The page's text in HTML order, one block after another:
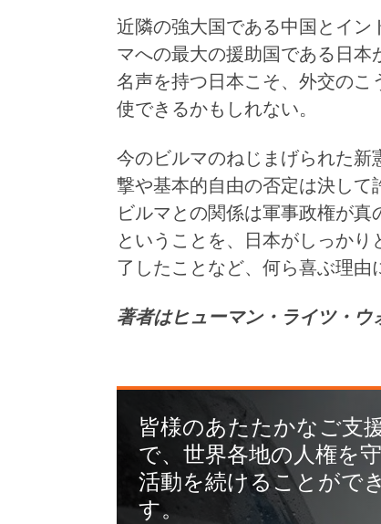
近隣の強大国である中国とイ
マへの最大の援助国である日
名声を持つ日本こそ、外交の
使できるかもしれない。
今のビルマのねじまげられた
撃や基本的自由の否定は決し
ビルマとの関係は軍事政権が
ということを、日本がしっか
了したことなど、何ら喜ぶ理由
著者はヒューマン・ライツ・ウ
皆様のあたたかなご支
で、世界各地の人権を
活動を続けることがで
す。